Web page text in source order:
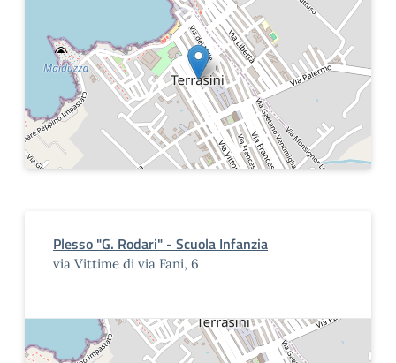
Plesso "G. Rodari" - Scuola Infanzia
via Vittime di via Fani, 6